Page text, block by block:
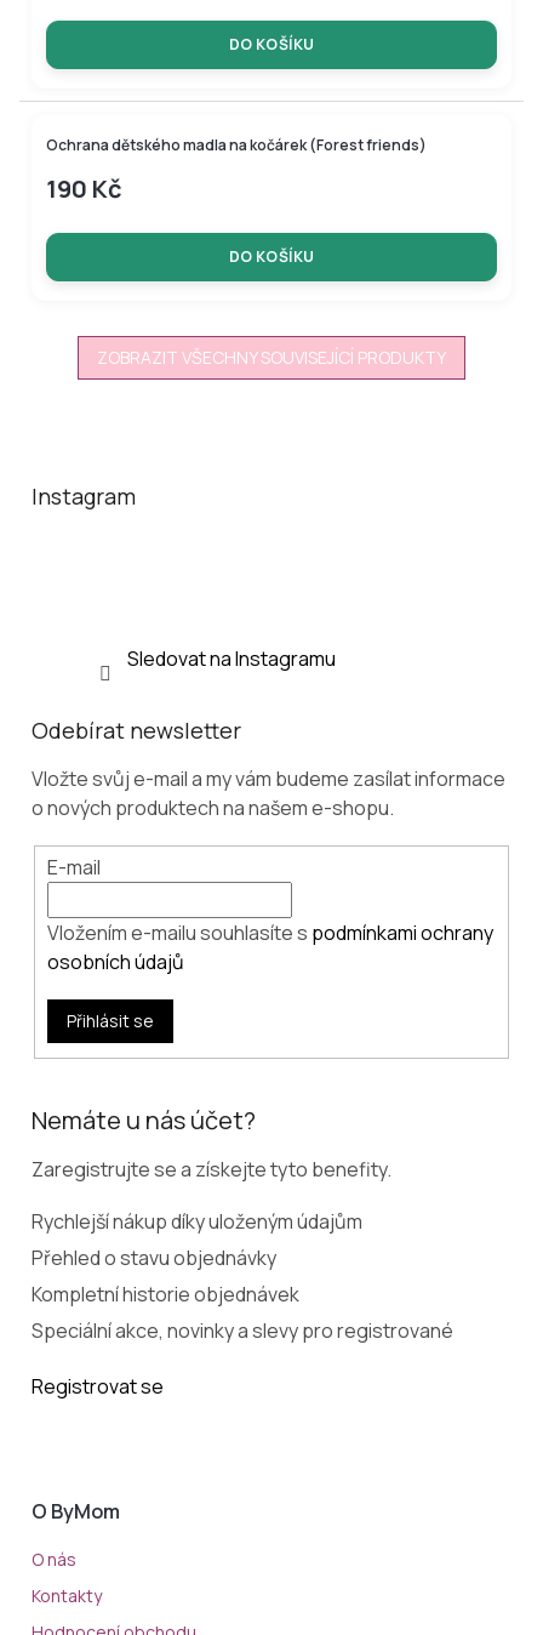
DO KOŠÍKU
Novinka
Ochrana dětského madla na kočárek (Forest friends)
190 Kč
DO KOŠÍKU
ZOBRAZIT VŠECHNY SOUVISEJÍCÍ PRODUKTY
Instagram
Sledovat na Instagramu
Odebírat newsletter
Vložte svůj e-mail a my vám budeme zasílat informace
o nových produktech na našem e-shopu.
E-mail
Vložením e-mailu souhlasíte s podmínkami ochrany
osobních údajů
Přihlásit se
Nemáte u nás účet?
Zaregistrujte se a získejte tyto benefity.
Rychlejší nákup díky uloženým údajům
Přehled o stavu objednávky
Kompletní historie objednávek
Speciální akce, novinky a slevy pro registrované
Registrovat se
O ByMom
O nás
Kontakty